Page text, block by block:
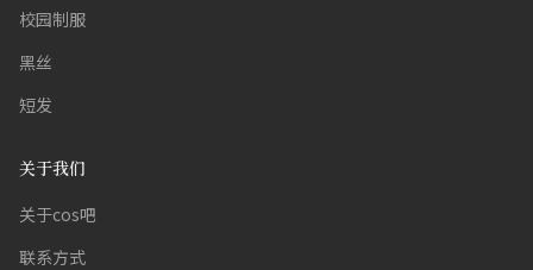
校园制服
黑丝
短发
关于我们
关于cos吧
联系方式